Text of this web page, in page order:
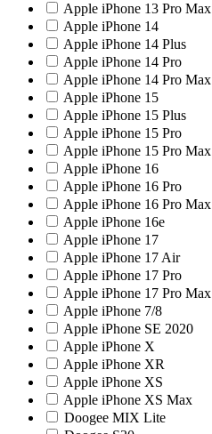
Apple iPhone 13 Pro Max
Apple iPhone 14
Apple iPhone 14 Plus
Apple iPhone 14 Pro
Apple iPhone 14 Pro Max
Apple iPhone 15
Apple iPhone 15 Plus
Apple iPhone 15 Pro
Apple iPhone 15 Pro Max
Apple iPhone 16
Apple iPhone 16 Pro
Apple iPhone 16 Pro Max
Apple iPhone 16e
Apple iPhone 17
Apple iPhone 17 Air
Apple iPhone 17 Pro
Apple iPhone 17 Pro Max
Apple iPhone 7/8
Apple iPhone SE 2020
Apple iPhone X
Apple iPhone XR
Apple iPhone XS
Apple iPhone XS Max
Doogee MIX Lite